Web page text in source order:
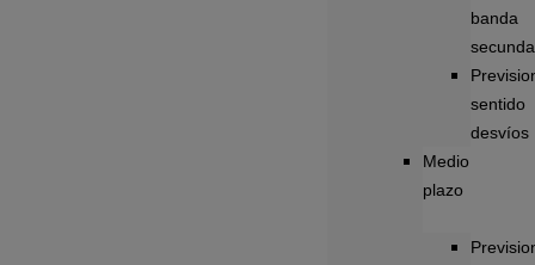
banda
sentido
desvíos
Medio
plazo